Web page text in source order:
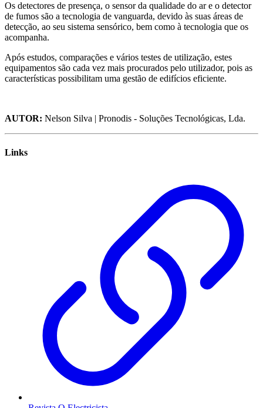
Os detectores de presença, o sensor da qualidade do ar e o detector
de fumos são a tecnologia de vanguarda, devido às suas áreas de
detecção, ao seu sistema sensórico, bem como à tecnologia que os
acompanha.
Após estudos, comparações e vários testes de utilização, estes
equipamentos são cada vez mais procurados pelo utilizador, pois as
características possibilitam uma gestão de edifícios eficiente.
AUTOR: Nelson Silva | Pronodis - Soluções Tecnológicas, Lda.
Links